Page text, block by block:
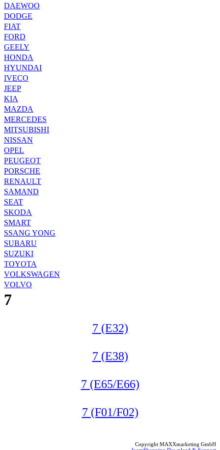
DAEWOO
DODGE
FIAT
FORD
GEELY
HONDA
HYUNDAI
IVECO
JEEP
KIA
MAZDA
MERCEDES
MITSUBISHI
NISSAN
OPEL
PEUGEOT
PORSCHE
RENAULT
SAMAND
SEAT
SKODA
SMART
SSANG YONG
SUBARU
SUZUKI
TOYOTA
VOLKSWAGEN
VOLVO
7
7 (E32)
7 (E38)
7 (E65/E66)
7 (F01/F02)
Copyright MAXXmarketing GmbH